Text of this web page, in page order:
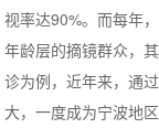
视率达90%。而每年
年龄层的摘镜群众，
诊为例，近年来，通
大，一度成为宁波地